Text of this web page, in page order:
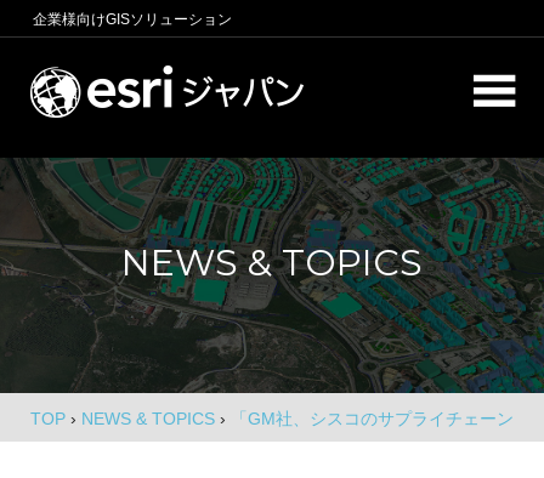
ン
へ
ス
ッ
企業様向けGISソリューション
ー
シ
ョ
ン
イ
ン
テ
商
圏
分
析、
エ
ケ
テ
NEWS & TOPICS
TOP › NEWS & TOPICS ›
「GM社、シスコのサプライチェーン
事例▼8/31開催！10分でできる！マッピング講座」